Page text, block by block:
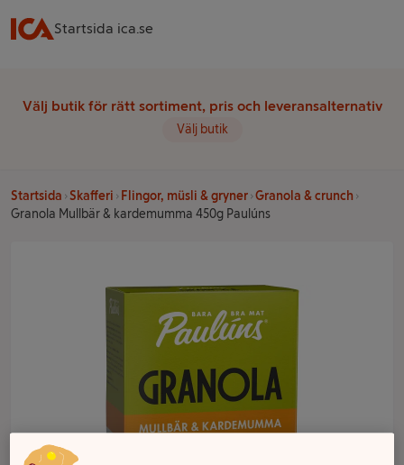
Startsida ica.se
Välj butik för rätt sortiment, pris och leveransalternativ
Välj butik
Startsida Skafferi Flingor, müsli & gryner Granola & crunch
Granola Mullbär & kardemumma 450g Paulúns